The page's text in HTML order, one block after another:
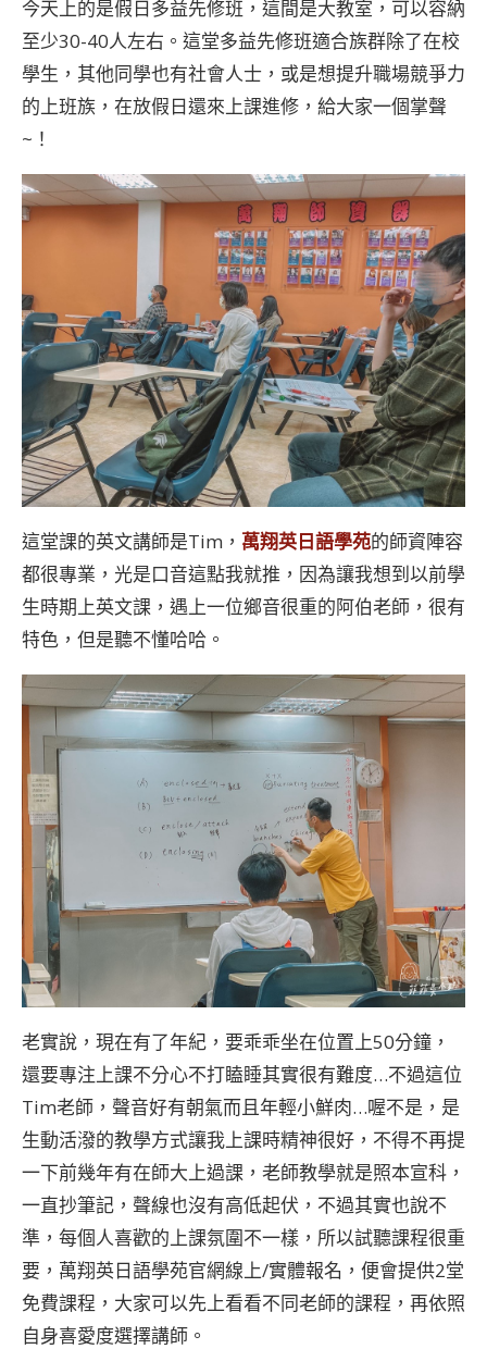
今天上的是假日多益先修班，這間是大教室，可以容納
至少30-40人左右。這堂多益先修班適合族群除了在校
學生，其他同學也有社會人士，或是想提升職場競爭力
的上班族，在放假日還來上課進修，給大家一個掌聲
~！
這堂課的英文講師是Tim， 萬翔英日語學苑的師資陣容
都很專業，光是口音這點我就推，因為讓我想到以前學
生時期上英文課，遇上一位鄉音很重的阿伯老師，很有
特色，但是聽不懂哈哈。
老實說，現在有了年紀，要乖乖坐在位置上50分鐘，
還要專注上課不分心不打瞌睡其實很有難度…不過這位
Tim老師，聲音好有朝氣而且年輕小鮮肉…喔不是，是
生動活潑的教學方式讓我上課時精神很好，不得不再提
一下前幾年有在師大上過課，老師教學就是照本宣科，
一直抄筆記，聲線也沒有高低起伏，不過其實也說不
準，每個人喜歡的上課氛圍不一樣，所以試聽課程很重
要，萬翔英日語學苑官網線上/實體報名，便會提供2堂
免費課程，大家可以先上看看不同老師的課程，再依照
自身喜愛度選擇講師。